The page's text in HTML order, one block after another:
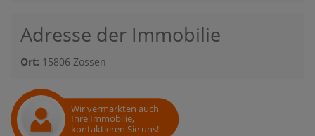
Adresse der Immobilie
Ort: 15806 Zossen
Wir vermarkten auch
Ihre Immobilie,
kontaktieren Sie uns!